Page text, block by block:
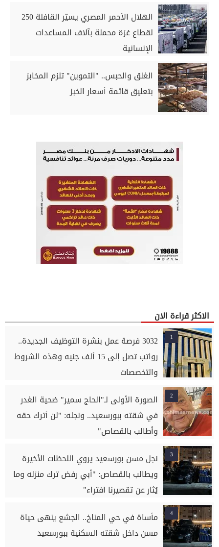
الهلال الأحمر المصري يسيّر القافلة 250
لقطاع غزة محملة بآلاف المساعدات
الإنسانية
الغلق والحبس.. "التموين" تلزم المخابز
بتعليق قائمة أسعار الخبز
الاكثر قراءة الان
1
3032 فرصة عمل بنشرة التوظيف الجديدة..
رواتب تصل إلى 15 ألف جنيه وهذه الشروط
والتخصصات
2
الصورة الأولى لـ"الحاج سمير" ضحية الغدر
في شقته ببورسعيد.. ونجله: "لن أترك حقه
وأطالب بالقصاص"
3
نجل مسن بورسعيد يروي اللحظات الأخيرة
ويطالب بالقصاص: "أبي رفض ترك منزله وما
يُثار عن تقصيرنا افتراء"
4
مأساة في حي المناخ.. الجشع ينهى حياة
مسن داخل شقته السكنية ببورسعيد